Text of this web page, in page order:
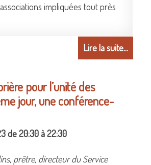
impliquées tout près
Lire la suite...
pour l’unité des
jour, une conférence-
de 20:30 à 22:30
prêtre, directeur du Service